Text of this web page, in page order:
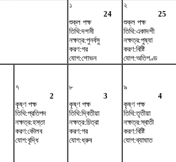
১
24
শুক্ল পক্ষ
তিথি:দশমী
নক্ষত্র:পুনর্বসু
করণ:গর
যোগ:শোভন
২
25
শুক্ল পক্ষ
তিথি:একাদশী
নক্ষত্র:পুষ্যা
করণ:বিষ্টি
যোগ:অতিগণ্ড
৭
2
কৃষ্ণ পক্ষ
তিথি:প্রতিপদ
নক্ষত্র:হস্তা
করণ:কৌলব
যোগ:বৃদ্ধি
৮
3
কৃষ্ণ পক্ষ
তিথি:দ্বিতীয়া
নক্ষত্র:চিত্রা
করণ:গর
যোগ:ধ্রুব
৯
4
কৃষ্ণ পক্ষ
তিথি:তৃতীয়া
নক্ষত্র:স্বাতী
করণ:বিষ্টি
যোগ:ব্যাঘাত